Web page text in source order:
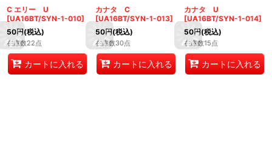
C エリー U
[UA16BT/SYN-1-010]
50円(税込)
在庫数22点
カートに入れる
カナタ C
[UA16BT/SYN-1-013]
50円(税込)
在庫数30点
カートに入れる
カナタ U
[UA16BT/SYN-1-014]
50円(税込)
在庫数15点
カートに入れる